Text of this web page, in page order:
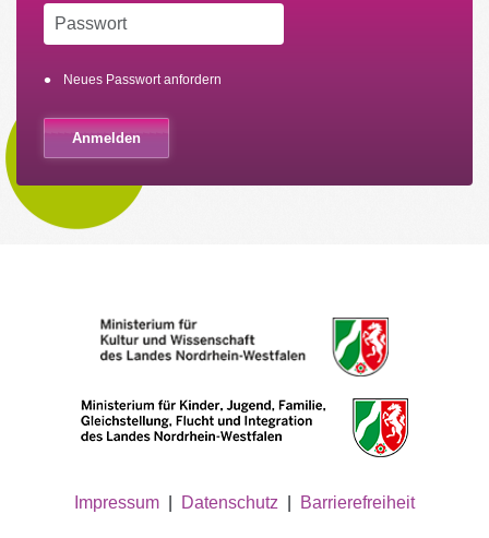
Neues Passwort anfordern
Impressum Datenschutz Barrierefreiheit